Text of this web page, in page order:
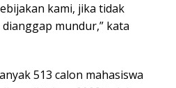
kami, jika tidak
mundur,” kata
513 calon mahasiswa